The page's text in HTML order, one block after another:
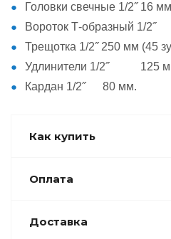
Головки свечные 1/2˝ 16
Вороток Т-образный 1/
Трещотка 1/2˝ 250 мм (45
Удлинители 1/2˝ 125
Кардан 1/2˝ 80 мм.
Как купить
Оплата
Доставка